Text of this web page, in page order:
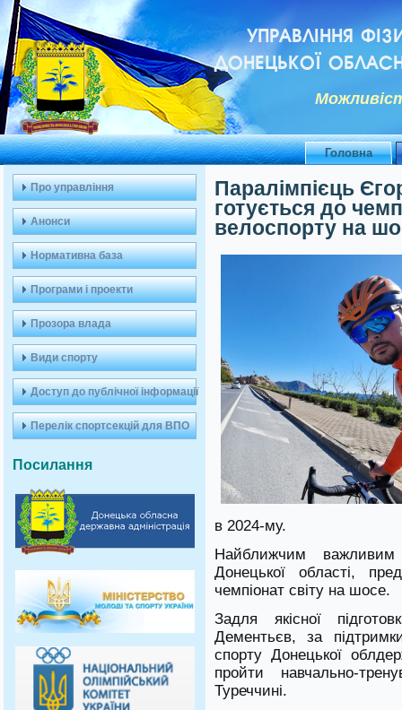
УПРАВЛІННЯ
ДОНЕЦЬКОЇ
Головна
Про управління
Анонси
Нормативна база
Програми і проекти
Прозора влада
Види спорту
Доступ до публічної інформації
Перелік спортсекцій для ВПО
Посилання
Паралімпієць
готується до
велоспорту на
в 2024-му.
Найближчим
Донецької області,
чемпіонат світу на шосе.
Задля якісної
Дементьєв, за
спорту Донецької
пройти навчально-
Туреччині.